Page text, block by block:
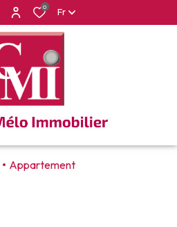
0 Fr
Appartement